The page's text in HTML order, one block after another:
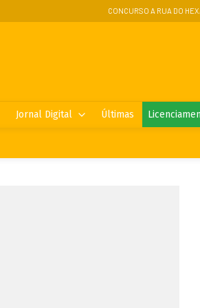
CONCURSO A RUA DO
Jornal Digital Últimas